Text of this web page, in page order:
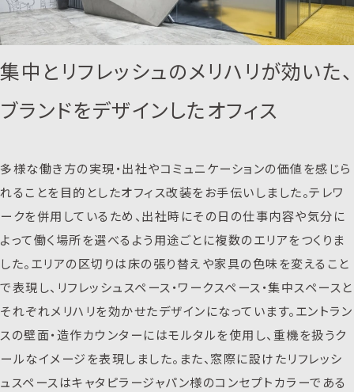
集中とリフレッシュのメリハリが効いた、
ブランドをデザインしたオフィス
多様な働き方の実現・出社やコミュニケーションの価値を感じら
れることを目的としたオフィス改装をお手伝いしました。テレワ
ークを併用しているため、出社時にその日の仕事内容や気分に
よって働く場所を選べるよう用途ごとに複数のエリアをつくりま
した。エリアの区切りは床の張り替えや家具の色味を変えること
で表現し、リフレッシュスペース・ワークスペース・集中スペースと
それぞれメリハリを効かせたデザインになっています。エントラン
スの壁面・造作カウンターにはモルタルを使用し、重機を扱うク
ールなイメージを表現しました。また、窓際に設けたリフレッシ
ュスペースはキャタピラージャパン様のコンセプトカラーである